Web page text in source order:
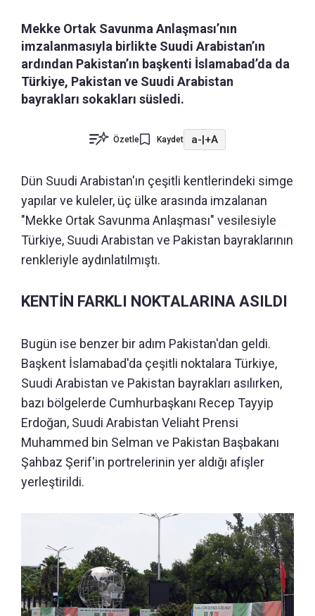
Mekke Ortak Savunma Anlaşması’nın
imzalanmasıyla birlikte Suudi Arabistan’ın
ardından Pakistan’ın başkenti İslamabad’da da
Türkiye, Pakistan ve Suudi Arabistan
bayrakları sokakları süsledi.
Özetle Kaydet a-|+A
Dün Suudi Arabistan'ın çeşitli kentlerindeki simge
yapılar ve kuleler, üç ülke arasında imzalanan
"Mekke Ortak Savunma Anlaşması" vesilesiyle
Türkiye, Suudi Arabistan ve Pakistan bayraklarının
renkleriyle aydınlatılmıştı.
KENTİN FARKLI NOKTALARINA ASILDI
Bugün ise benzer bir adım Pakistan'dan geldi.
Başkent İslamabad'da çeşitli noktalara Türkiye,
Suudi Arabistan ve Pakistan bayrakları asılırken,
bazı bölgelerde Cumhurbaşkanı Recep Tayyip
Erdoğan, Suudi Arabistan Veliaht Prensi
Muhammed bin Selman ve Pakistan Başbakanı
Şahbaz Şerif'in portrelerinin yer aldığı afişler
yerleştirildi.